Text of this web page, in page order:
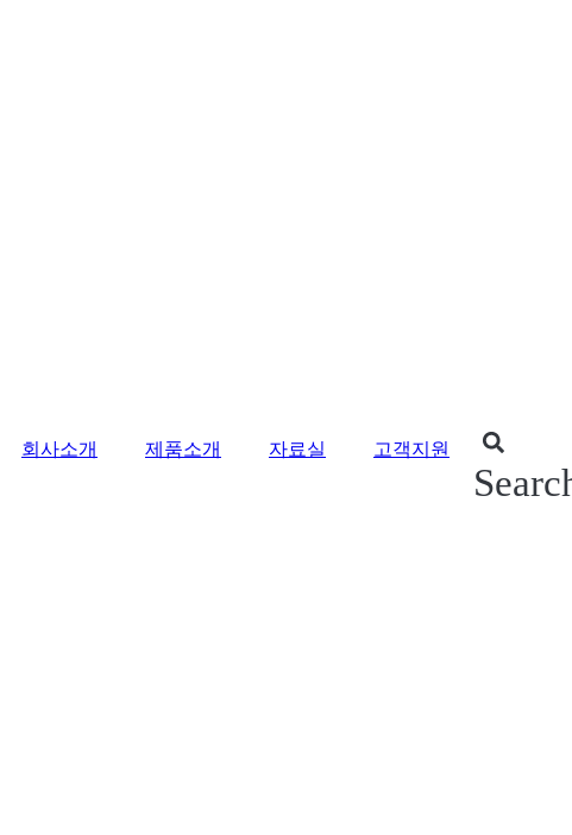
회사소개 제품소개 자료실 고객지원